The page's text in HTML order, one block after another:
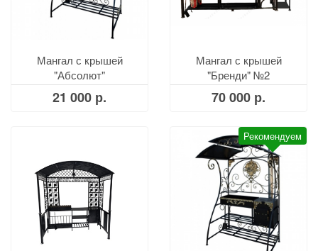
Мангал с крышей
"Абсолют"
21 000 р.
Мангал с крышей
"Бренди" №2
70 000 р.
Рекомендуем